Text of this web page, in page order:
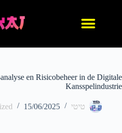
en Risicobeheer in de Digitale
Kansspelindustrie
טיטי 15/06/2025